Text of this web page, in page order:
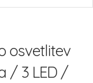
osvetlitev
/ 3 LED /